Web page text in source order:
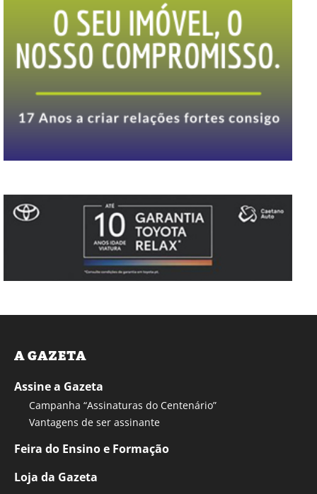
A GAZETA
Assine a Gazeta
Campanha “Assinaturas do Centenário”
Vantagens de ser assinante
Feira do Ensino e Formação
Loja da Gazeta